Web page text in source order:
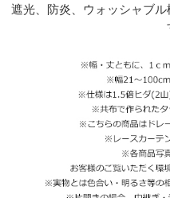
遮光、防炎、ウォッシャブ